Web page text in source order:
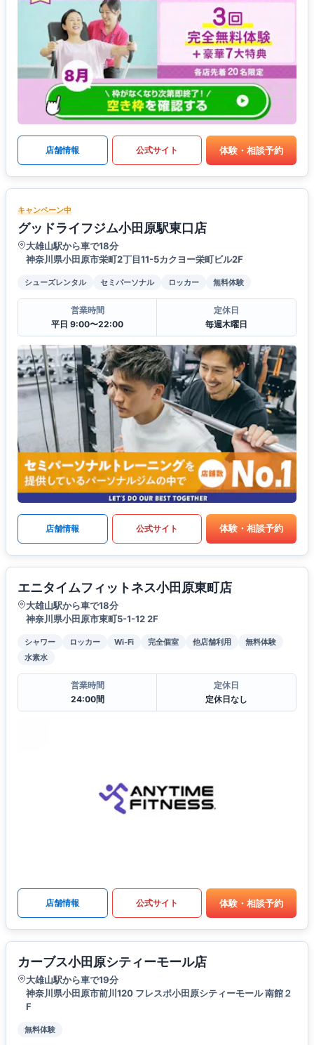
店舗情報 公式サイト 体験・相談予約
キャンペーン中
グッドライフジム小田原駅東口店
大雄山駅から車で18分
神奈川県小田原市栄町2丁目11-5カクヨー栄町ビル2F
シューズレンタル セミパーソナル ロッカー 無料体験
営業時間
平日 9:00〜22:00
定休日
毎週木曜日
店舗情報 公式サイト 体験・相談予約
エニタイムフィットネス小田原東町店
大雄山駅から車で18分
神奈川県小田原市東町5-1-12 2F
シャワー ロッカー Wi-Fi 完全個室 他店舗利用
無料体験
水素水
営業時間
24:00間
定休日
定休日なし
店舗情報 公式サイト 体験・相談予約
カーブス小田原シティーモール店
大雄山駅から車で19分
神奈川県小田原市前川120 フレスポ小田原シティーモール 南館２
F
無料体験